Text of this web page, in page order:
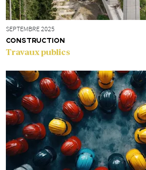
SEPTEMBRE 2025
CONSTRUCTION
Travaux publics